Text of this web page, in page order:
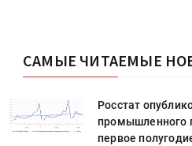
САМЫЕ ЧИТАЕМЫЕ
Росстат
промышленного
первое